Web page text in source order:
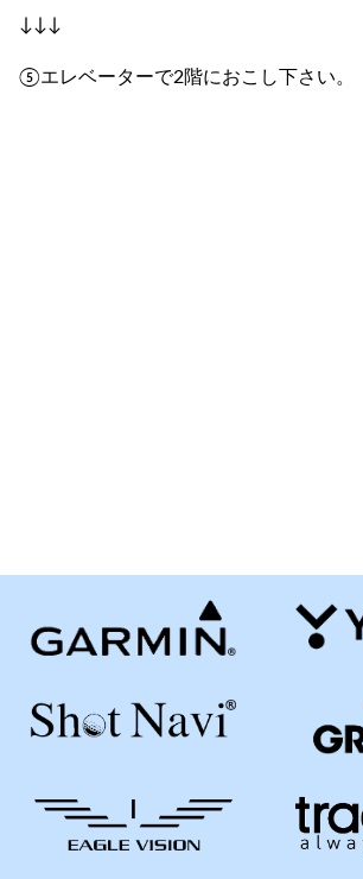
↓↓↓
⑤エレベーターで2階におこし下さい。